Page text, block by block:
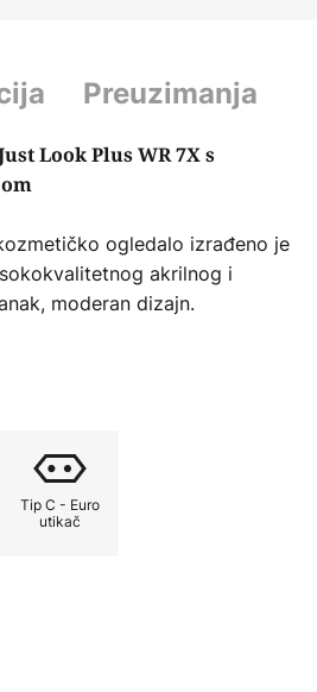
Preuzimanja
Look Plus WR 7X s
ogledalo izrađeno je
akrilnog i
moderan dizajn.
optimalnu vidljivost. Osim
se kontinuirano prigušivati
Zahvaljujući
kozmetičko ogledalo se
automatsko paljenje i
ili udaljavanja. Ova se
Tip C - Euro
utikač